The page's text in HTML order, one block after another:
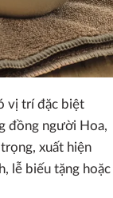
vị trí đặc biệt
đồng người Hoa,
xuất hiện
lễ biếu tặng hoặc